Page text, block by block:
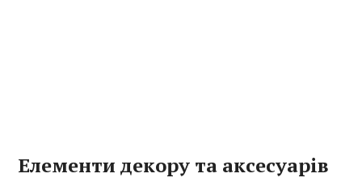
Елементи декору та аксесуарів